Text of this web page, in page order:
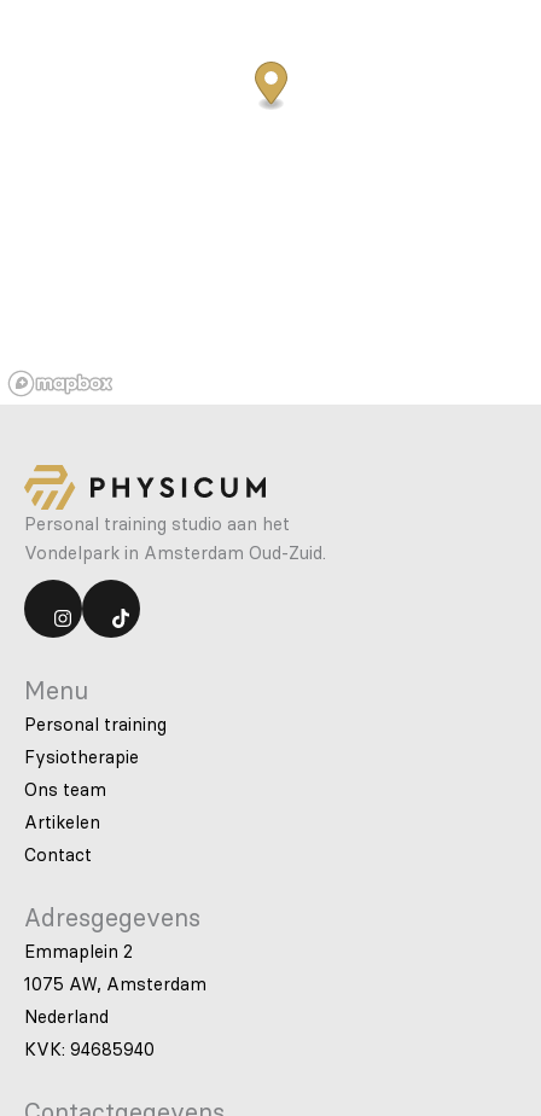
Personal training studio aan het
Vondelpark in Amsterdam Oud-Zuid.
Menu
Personal training
Fysiotherapie
Ons team
Artikelen
Contact
Adresgegevens
Emmaplein 2
1075 AW, Amsterdam
Nederland
KVK: 94685940